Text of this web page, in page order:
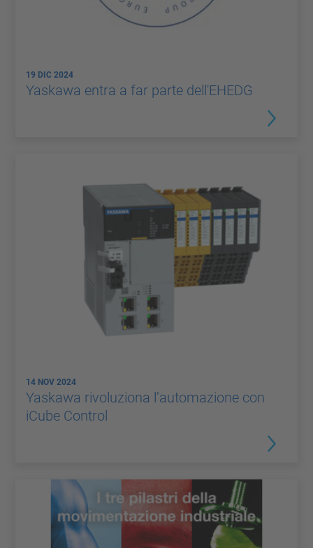
19 DIC 2024
Yaskawa entra a far parte dell'EHEDG
14 NOV 2024
Yaskawa rivoluziona l’automazione con
iCube Control